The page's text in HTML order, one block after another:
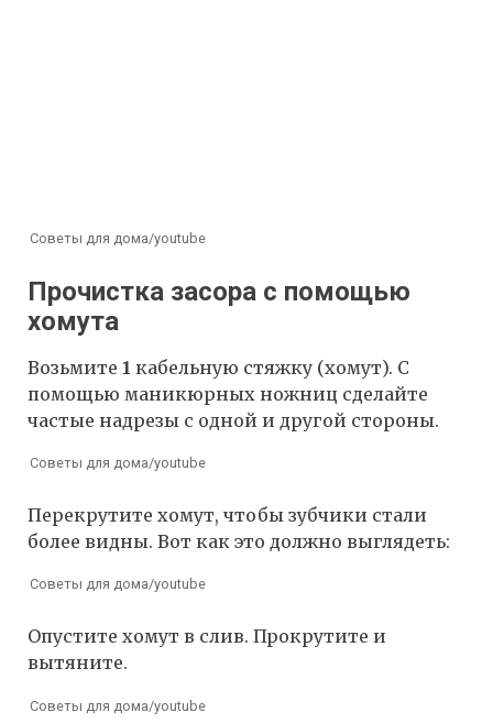
Советы для дома/youtube
Прочистка засора с помощью
хомута
Возьмите 1 кабельную стяжку (хомут). С
помощью маникюрных ножниц сделайте
частые надрезы с одной и другой стороны.
Советы для дома/youtube
Перекрутите хомут, чтобы зубчики стали
более видны. Вот как это должно выглядеть:
Советы для дома/youtube
Опустите хомут в слив. Прокрутите и
вытяните.
Советы для дома/youtube